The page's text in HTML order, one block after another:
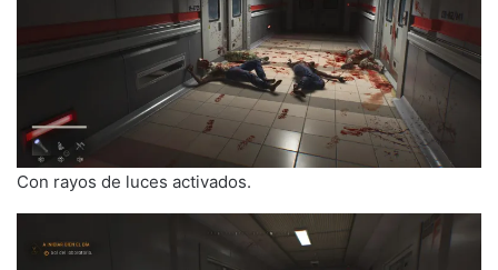
Con rayos de luces activados.